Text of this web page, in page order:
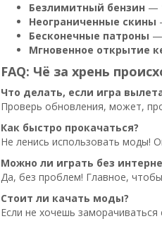
Безлимитный бензин —
Неограниченные скины
Бесконечные патроны —
Мгновенное открытие
FAQ: Чё за хрень
Что делать, если игра
Проверь обновления, может,
Как быстро прокачаться?
Не ленись использовать моды!
Можно ли играть без
Да, без проблем! Главное,
Стоит ли качать моды?
Если не хочешь